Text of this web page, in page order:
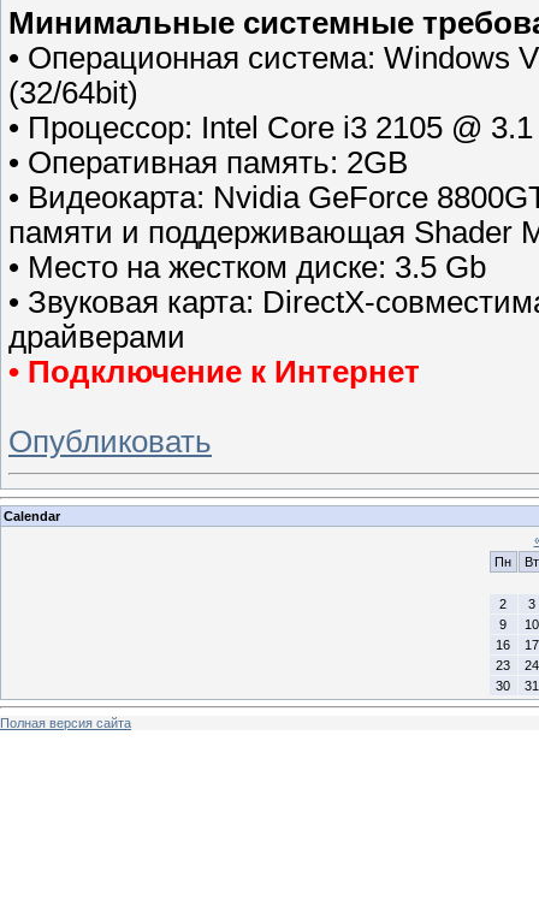
Минимальные системные
• Операционная система: Windows
(32/64bit)
• Процессор: Intel Core i3 2105 @
• Оперативная память: 2GB
• Видеокарта: Nvidia GeForce
памяти и поддерживающая Shader
• Место на жестком диске: 3.5 Gb
• Звуковая карта: DirectX-
драйверами
• Подключение к Интернет
Опубликовать
Calendar
Пн
Вт
2
3
9
10
16
17
23
24
30
31
Полная версия сайта